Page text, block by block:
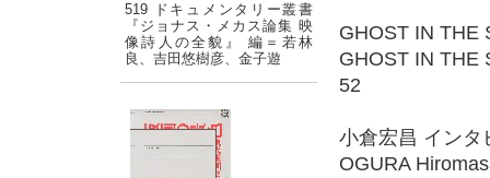
519 ドキュメンタリー叢書
『ジョナス・メカス論集 映
像詩人の全貌』 編＝若林
良、吉田悠樹彦、金子遊
GHOST IN THE
GHOST IN THE
52
小倉宏昌 インタ
OGURA